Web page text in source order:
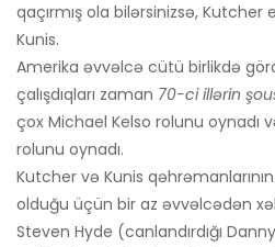
qaçırmış ola bilərsinizsə, Kutcher
Kunis.
Amerika əvvəlcə cütü birlikdə
çalışdıqları zaman 70-ci illərin
çox Michael Kelso rolunu oynadı
rolunu oynadı.
Kutcher və Kunis
olduğu üçün bir az əvvəlcədən
Steven Hyde (canlandırdığı